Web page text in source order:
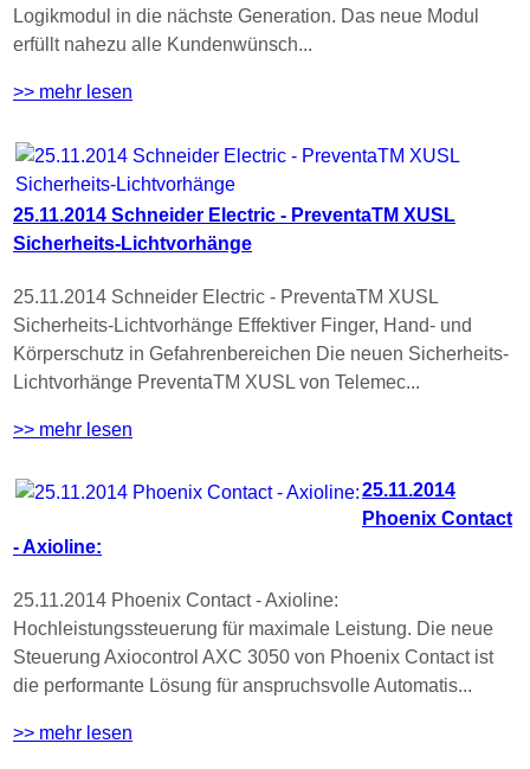
Logikmodul in die nächste Generation. Das neue Modul
erfüllt nahezu alle Kundenwünsch...
>> mehr lesen
25.11.2014 Schneider Electric - PreventaTM XUSL
Sicherheits-Lichtvorhänge
25.11.2014 Schneider Electric - PreventaTM XUSL
Sicherheits-Lichtvorhänge Effektiver Finger, Hand- und
Körperschutz in Gefahrenbereichen Die neuen Sicherheits-
Lichtvorhänge PreventaTM XUSL von Telemec...
>> mehr lesen
25.11.2014
Phoenix Contact
- Axioline:
25.11.2014 Phoenix Contact - Axioline:
Hochleistungssteuerung für maximale Leistung. Die neue
Steuerung Axiocontrol AXC 3050 von Phoenix Contact ist
die performante Lösung für anspruchsvolle Automatis...
>> mehr lesen